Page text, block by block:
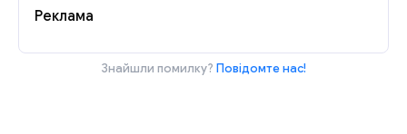
Реклама
Знайшли помилку? Повідомте нас!